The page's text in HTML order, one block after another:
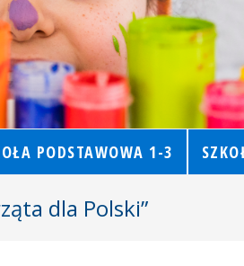
PODSTAWOWA 1-3
dla Polski”